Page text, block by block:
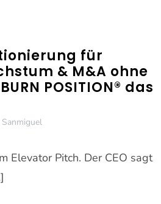
für
& M&A ohne
POSITION® das
Elevator Pitch. Der CEO sagt